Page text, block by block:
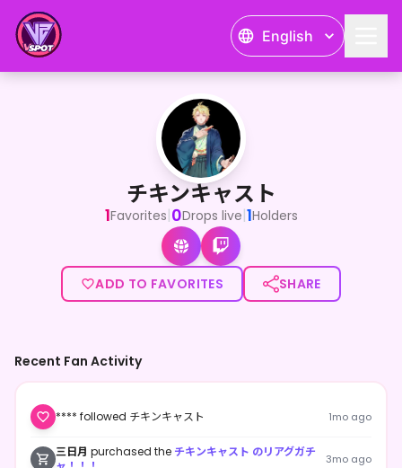
English
チキンキャスト
<p>どうも、チキンキャストです！</p><p>IRIAM含め、各
チキンキャスト
1Favorites|0Drops live|1Holders
ADD TO FAVORITES SHARE
Recent Fan Activity
**** followed チキンキャスト 1mo ago
三日月 purchased the チキンキャスト のリアグガチ
3mo ago